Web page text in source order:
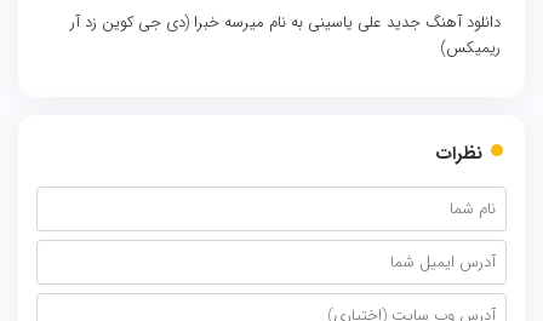
دانلود آهنگ جدید علی یاسینی به نام میرسه خبرا (دی جی کوین زد آر
ریمیکس)
نظرات